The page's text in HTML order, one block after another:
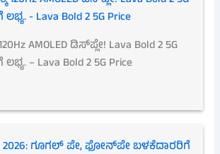
AMOLED ಡಿಸ್‌ಪ್ಲೇ! Lava Bold 2 5G
– Lava Bold 2 5G Price